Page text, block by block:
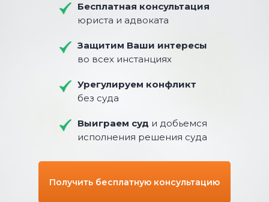
Бесплатная консультация
юриста и адвоката
Защитим Ваши интересы
во всех инстанциях
Урегулируем конфликт
без суда
Выиграем суд и добьемся
исполнения решения суда
Получить бесплатную консультацию